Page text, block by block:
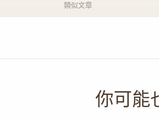
類似文章